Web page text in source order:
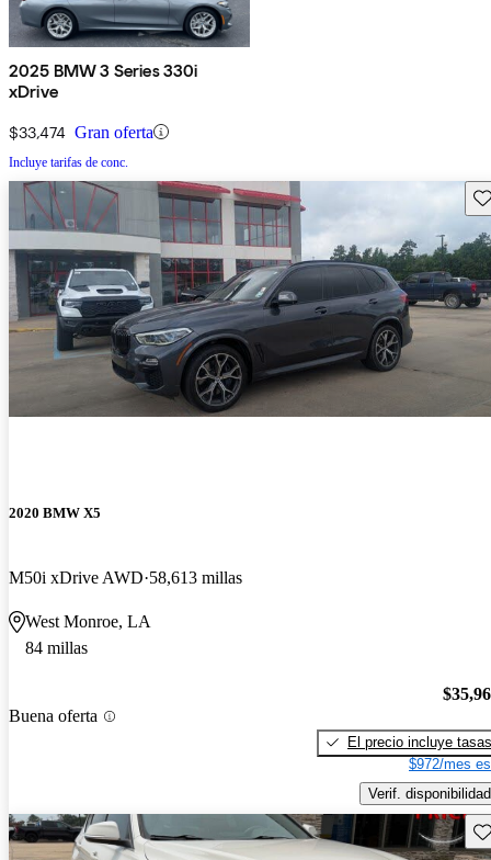
2025 BMW 3 Series 330i
xDrive
$33,474 Gran oferta
Incluye tarifas de conc.
2020 BMW X5
M50i xDrive AWD 58,613 millas
West Monroe, LA
84 millas
Buena oferta
El precio incluye tasas
$972/mes
Verif. disponibilidad